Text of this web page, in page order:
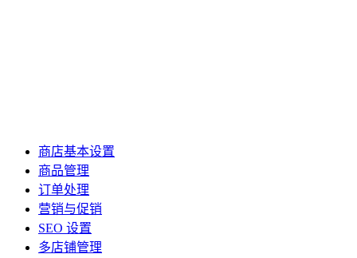
商店基本设置
商品管理
订单处理
营销与促销
SEO 设置
多店铺管理